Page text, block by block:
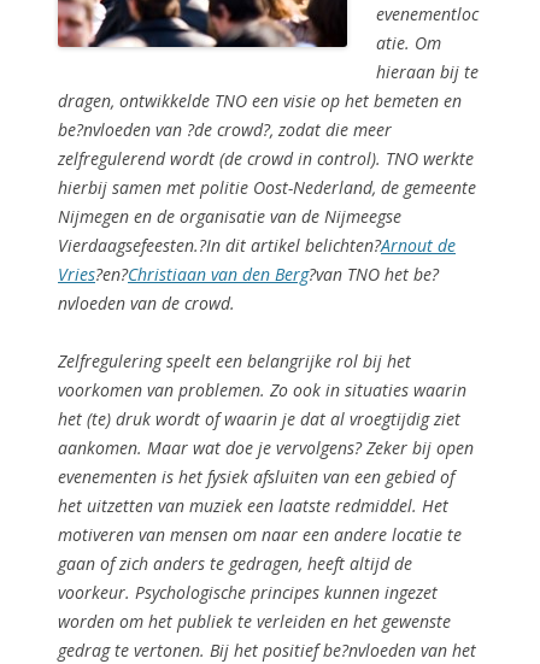
evenementloc
atie. Om
hieraan bij te
dragen, ontwikkelde TNO een visie op het bemeten en
be?nvloeden van ?de crowd?, zodat die meer
zelfregulerend wordt (de crowd in control). TNO werkte
hierbij samen met politie Oost-Nederland, de gemeente
Nijmegen en de organisatie van de Nijmeegse
Vierdaagsefeesten.?In dit artikel belichten?Arnout de
Vries?en?Christiaan van den Berg?van TNO het be?
nvloeden van de crowd.
Zelfregulering speelt een belangrijke rol bij het
voorkomen van problemen. Zo ook in situaties waarin
het (te) druk wordt of waarin je dat al vroegtijdig ziet
aankomen. Maar wat doe je vervolgens? Zeker bij open
evenementen is het fysiek afsluiten van een gebied of
het uitzetten van muziek een laatste redmiddel. Het
motiveren van mensen om naar een andere locatie te
gaan of zich anders te gedragen, heeft altijd de
voorkeur. Psychologische principes kunnen ingezet
worden om het publiek te verleiden en het gewenste
gedrag te vertonen. Bij het positief be?nvloeden van het